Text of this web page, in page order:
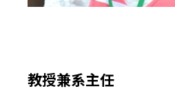
教授兼系主任